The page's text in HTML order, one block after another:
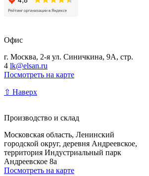
Офис
г. Москва, 2-я ул. Синичкина, 9А, стр.
4 lk@elsan.ru
Посмотреть на карте
⇧ Наверх
Производство и склад
Московская область, Ленинский
городской округ, деревня Андреевское,
территория Индустриальный парк
Андреевское 8а
Посмотреть на карте